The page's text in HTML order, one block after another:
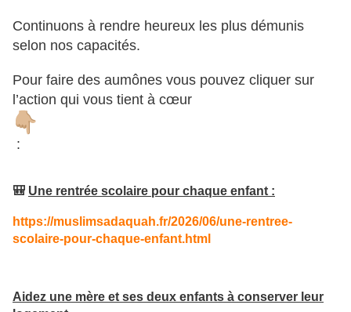
Continuons à rendre heureux les plus démunis
selon nos capacités.
Pour faire des aumônes vous pouvez cliquer sur
l’action qui vous tient à cœur
:
🎒 Une rentrée scolaire pour chaque enfant :
https://muslimsadaquah.fr/2026/06/une-rentree-
scolaire-pour-chaque-enfant.html
Aidez une mère et ses deux enfants à conserver leur